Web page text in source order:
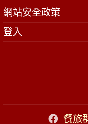
網站安全政策
登入
餐旅